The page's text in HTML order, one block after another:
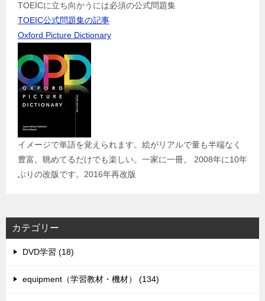
TOEICに立ち向かうには必須の公式問題集
TOEIC公式問題集の記事
Oxford Picture Dictionary
イメージで単語を覚えられます。絵がリアルで量も半端なく
豊富。眺めてるだけでも楽しい。一家に一冊。 2008年に10年
ぶりの改版です。2016年再改版
カテゴリー
DVD学習 (18)
equipment（学習教材・機材） (134)